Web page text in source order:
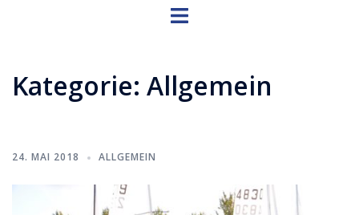
Menü
Kategorie: Allgemein
24. MAI 2018 ALLGEMEIN